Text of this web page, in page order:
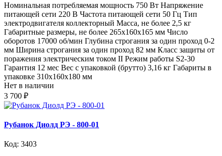
Номинальная потребляемая мощность 750 Вт Напряжение
питающей сети 220 В Частота питающей сети 50 Гц Тип
электродвигателя коллекторный Масса, не более 2,5 кг
Габаритные размеры, не более 265x160x165 мм Число
оборотов 17000 об/мин Глубина строгания за один проход 0-2
мм Ширина строгания за один проход 82 мм Класс защиты от
поражения электрическим током II Режим работы S2-30
Гарантия 12 мес Вес с упаковкой (брутто) 3,16 кг Габариты в
упаковке 310x160x180 мм
Нет в наличии
3 700 ₽
Рубанок Диолд РЭ - 800-01
Код: 3403